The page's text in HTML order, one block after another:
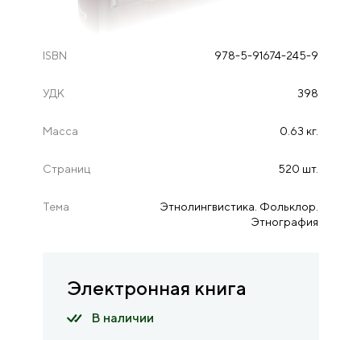
ISBN 978-5-91674-245-9
УДК 398
Масса 0.63 кг.
Страниц 520 шт.
Тема
Этнолингвистика. Фольклор.
Этнография
Электронная книга
В наличии